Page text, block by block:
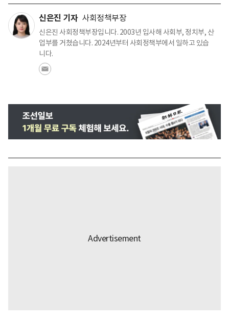
신은진 기자 사회정책부장
신은진 사회정책부장입니다. 2003년 입사해 사회부, 정치부, 산
업부를 거쳤습니다. 2024년부터 사회정책부에서 일하고 있습
니다.